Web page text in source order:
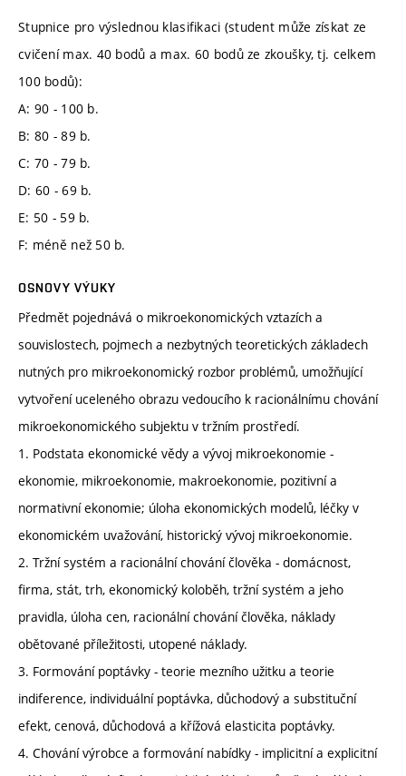
Stupnice pro výslednou klasifikaci (student může získat ze
cvičení max. 40 bodů a max. 60 bodů ze zkoušky, tj. celkem
100 bodů):
A: 90 - 100 b.
B: 80 - 89 b.
C: 70 - 79 b.
D: 60 - 69 b.
E: 50 - 59 b.
F: méně než 50 b.
OSNOVY VÝUKY
Předmět pojednává o mikroekonomických vztazích a
souvislostech, pojmech a nezbytných teoretických základech
nutných pro mikroekonomický rozbor problémů, umožňující
vytvoření uceleného obrazu vedoucího k racionálnímu chování
mikroekonomického subjektu v tržním prostředí.
1. Podstata ekonomické vědy a vývoj mikroekonomie -
ekonomie, mikroekonomie, makroekonomie, pozitivní a
normativní ekonomie; úloha ekonomických modelů, léčky v
ekonomickém uvažování, historický vývoj mikroekonomie.
2. Tržní systém a racionální chování člověka - domácnost,
firma, stát, trh, ekonomický koloběh, tržní systém a jeho
pravidla, úloha cen, racionální chování člověka, náklady
obětované příležitosti, utopené náklady.
3. Formování poptávky - teorie mezního užitku a teorie
indiference, individuální poptávka, důchodový a substituční
efekt, cenová, důchodová a křížová elasticita poptávky.
4. Chování výrobce a formování nabídky - implicitní a explicitní